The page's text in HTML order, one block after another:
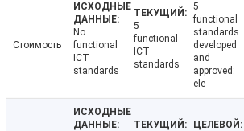
Стоимость
No
functional
ICT
standards
5
functional
ICT
standards
5
functional
standards
developed
and
approved:
ele